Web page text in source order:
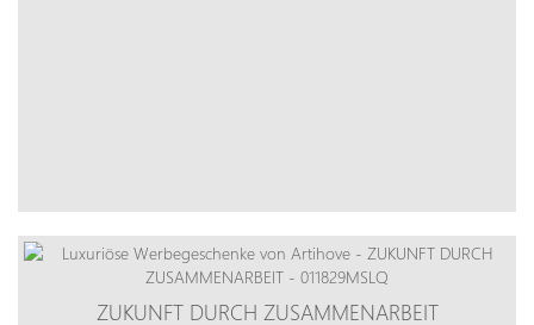
ZUKUNFT DURCH ZUSAMMENARBEIT